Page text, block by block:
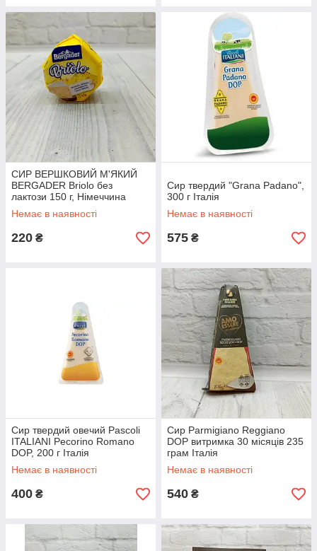
СИР ВЕРШКОВИЙ М'ЯКИЙ
BERGADER Briolo без
лактози 150 г, Німеччина
Немає в наявності
220 ₴
Сир твердий "Grana Padano",
300 г Італія
Немає в наявності
575 ₴
Сир твердий овечий Pascoli
ITALIANI Pecorino Romano
DOP, 200 г Італія
Немає в наявності
400 ₴
Сир Parmigiano Reggiano
DOP витримка 30 місяців 235
грам Італія
Немає в наявності
540 ₴